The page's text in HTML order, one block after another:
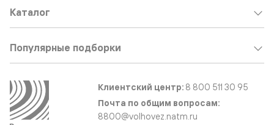
Каталог
Популярные подборки
Клиентский центр: 8 800 511 30 95
Почта по общим вопросам:
8800@volhovez.natm.ru